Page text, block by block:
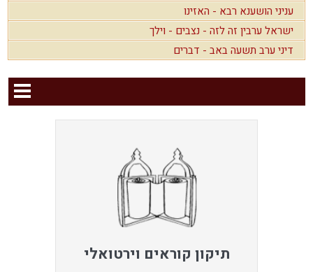
עניני הושענא רבא - האזינו
ישראל ערבין זה לזה - נצבים - וילך
דיני ערב תשעה באב - דברים
תיקון קוראים וירטואלי